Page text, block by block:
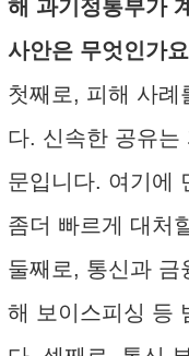
해 과기정통부가
사안은 무엇인가
첫째로, 피해 사례
다. 신속한 공유는
문입니다. 여기에
좀더 빠르게 대처
둘째로, 통신과 금
해 보이스피싱 등